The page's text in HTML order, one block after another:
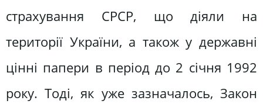
страхування СРСР, що діяли на
території України, а також у державні
цінні папери в період до 2 січня 1992
року. Тоді, як уже зазначалось, Закон